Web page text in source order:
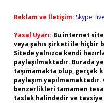
Reklam ve İletişim: Skype:
Yasal Uyarı: Bu internet
veya şahıs şirketi ile hiçbir
Sitede yalnızca kendi
paylaşılmaktadır. Burada
taşımamakta olup, gerçek
paylaşım
benzerlikleri tamamen
taslak halindedir ve